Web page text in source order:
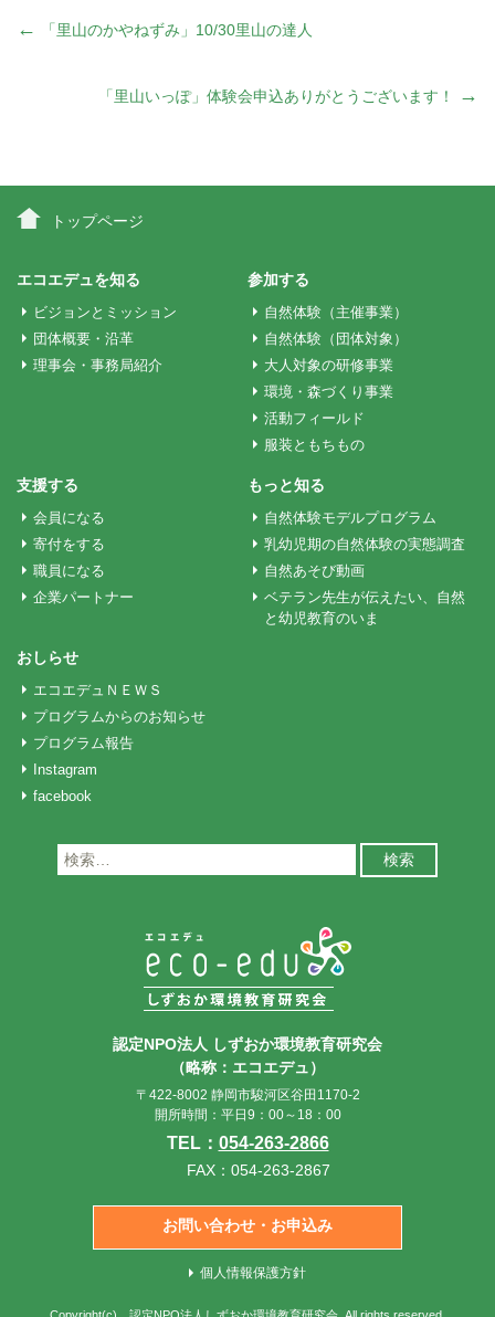
投
ビ
ゲ
ー
ョ
ン
← 「里山のかやねずみ」10/30里山の達人
「里山いっぽ」体験会申込ありがとうございます！ →
トップページ
エコエデュを知る
ビジョンとミッション
団体概要・沿革
理事会・事務局紹介
参加する
自然体験（主催事業）
自然体験（団体対象）
大人対象の研修事業
環境・森づくり事業
活動フィールド
服装ともちもの
支援する
会員になる
寄付をする
職員になる
企業パートナー
もっと知る
自然体験モデルプログラム
乳幼児期の自然体験の実態調査
自然あそび動画
ベテラン先生が伝えたい、自然
と幼児教育のいま
おしらせ
エコエデュＮＥＷＳ
プログラムからのお知らせ
プログラム報告
Instagram
facebook
検
索:
認定NPO法人 しずおか環境教育研究会
（略称：エコエデュ）
〒422-8002 静岡市駿河区谷田1170-2
開所時間：平日9：00～18：00
TEL： 054-263-2866
FAX：054-263-2867
お問い合わせ・お申込み
個人情報保護方針
Copyright(c) 認定NPO法人しずおか環境教育研究会 . All rights reserved.